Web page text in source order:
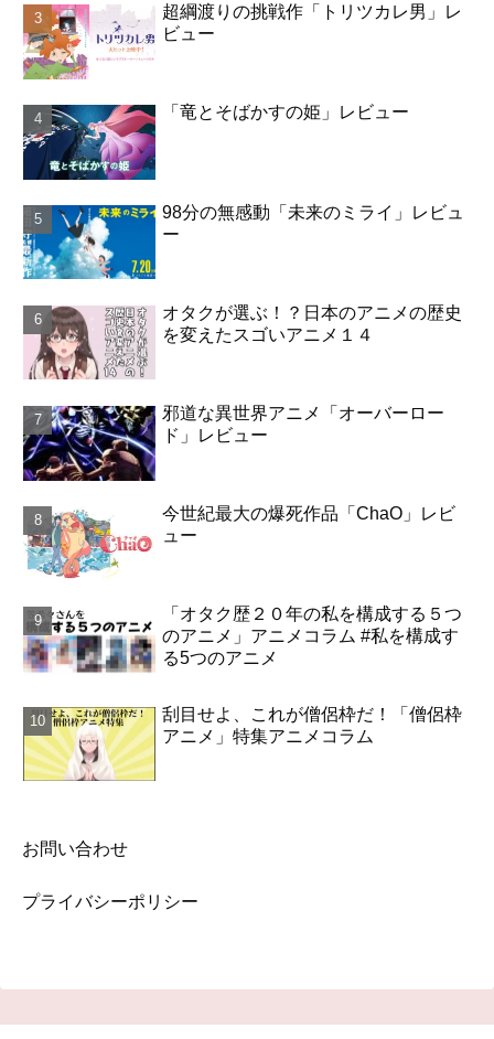
超綱渡りの挑戦作「トリツカレ男」レ
ビュー
「竜とそばかすの姫」レビュー
98分の無感動「未来のミライ」レビュ
ー
オタクが選ぶ！？日本のアニメの歴史
を変えたスゴいアニメ１４
邪道な異世界アニメ「オーバーロー
ド」レビュー
今世紀最大の爆死作品「ChaO」レビ
ュー
「オタク歴２０年の私を構成する５つ
のアニメ」アニメコラム #私を構成す
る5つのアニメ
刮目せよ、これが僧侶枠だ！「僧侶枠
アニメ」特集アニメコラム
お問い合わせ
プライバシーポリシー